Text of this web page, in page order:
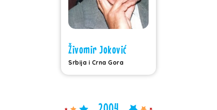
Živomir Joković
Srbija i Crna Gora